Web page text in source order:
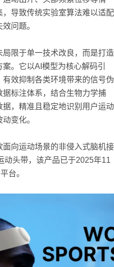
导致传统实验室算法难以适配
问题。
限于单一技术改良，而是打造
。它以AI模型为核心解码引
效抑制各类环境带来的信号伪
标注体系，结合生物力学捕
，精准且稳定地识别用户运动
变化。
向运动场景的非侵入式脑机接
头带，该产品已于2025年11
台。